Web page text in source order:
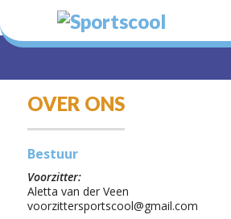
OVER ONS
Bestuur
Voorzitter:
Aletta van der Veen
voorzittersportscool@gmail.com